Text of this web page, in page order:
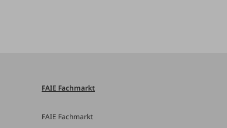
FAIE Fachmarkt
FAIE Fachmarkt